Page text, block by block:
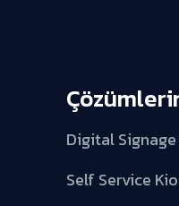
Digital Signage
Self Service